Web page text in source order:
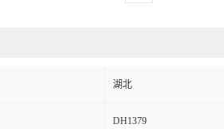
湖北
DH1379